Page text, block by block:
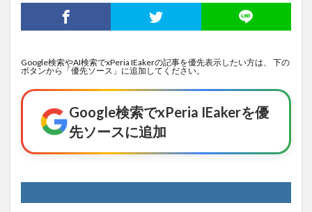
Google検索やAI検索でxPeria IEakerの記事を優先表示したい方は、 下の
ボタンから「優先ソース」に追加してください。
Google検索でxPeria IEakerを優
先ソースに追加